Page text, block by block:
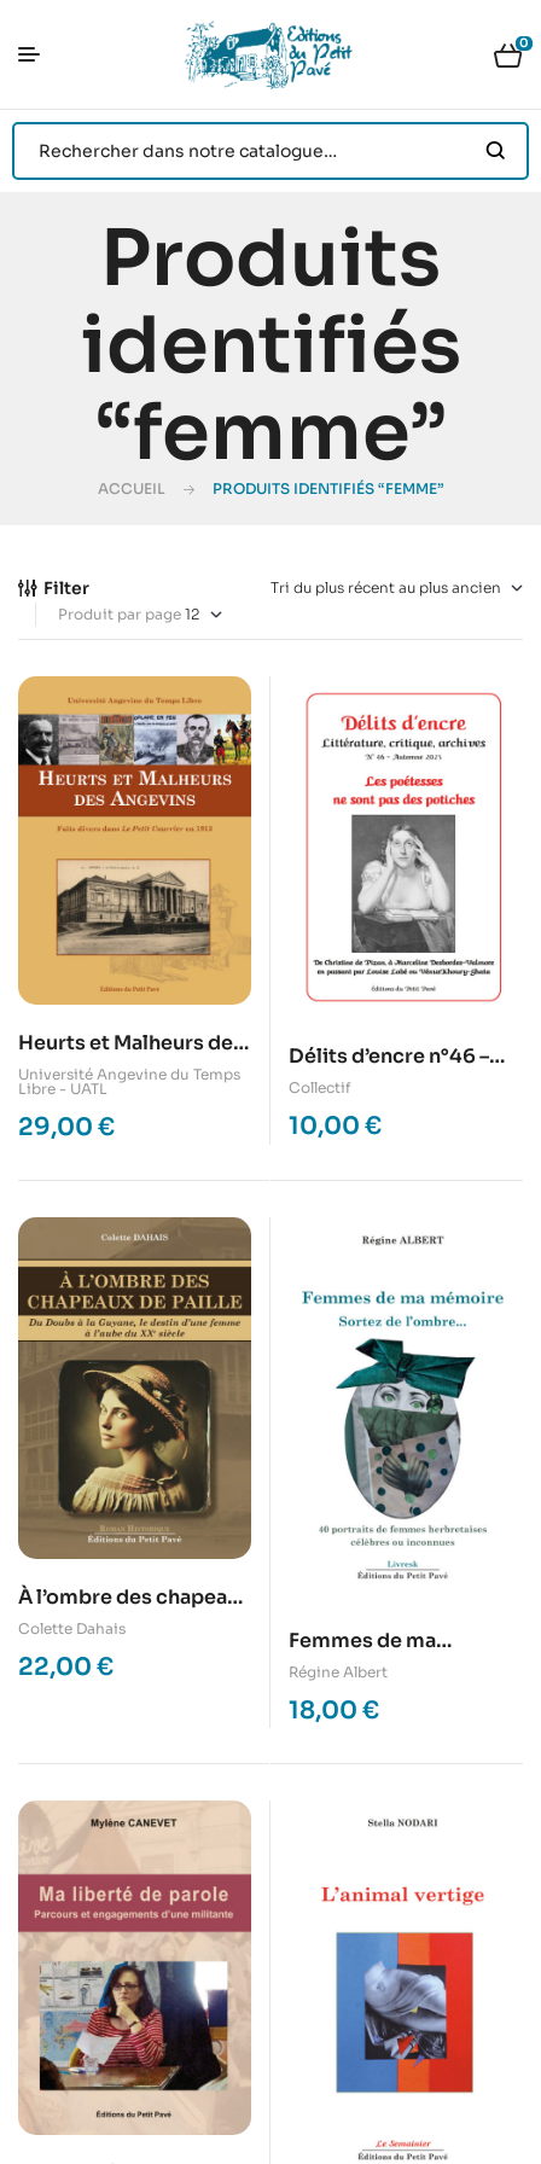
0
Produits
identifiés
“femme”
ACCUEIL PRODUITS IDENTIFIÉS “FEMME”
Filter
Produit par page
Heurts et Malheurs des
Angevins
Université Angevine du Temps
Libre - UATL
29,00 €
Délits d’encre n°46 –
Les poétesses ne sont
pas des potiches
Collectif
10,00 €
À l’ombre des chapeaux
de paille
Colette Dahais
22,00 €
Femmes de ma
mémoire – Sortez de
l’ombre…
Régine Albert
18,00 €